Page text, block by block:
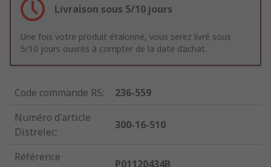
Livraison sous 5/10 jours
Une fois votre produit étalonné, vous serez livré sous
5/10 jours ouvrés à compter de la date d’achat.
Code commande RS:
236-559
Numéro d'article
Distrelec:
300-16-510
Référence
P01120434B